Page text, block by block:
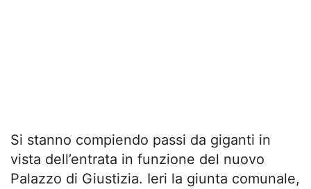
Si stanno compiendo passi da giganti in
vista dell’entrata in funzione del nuovo
Palazzo di Giustizia. Ieri la giunta comunale,